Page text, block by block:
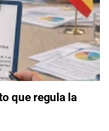
que regula la